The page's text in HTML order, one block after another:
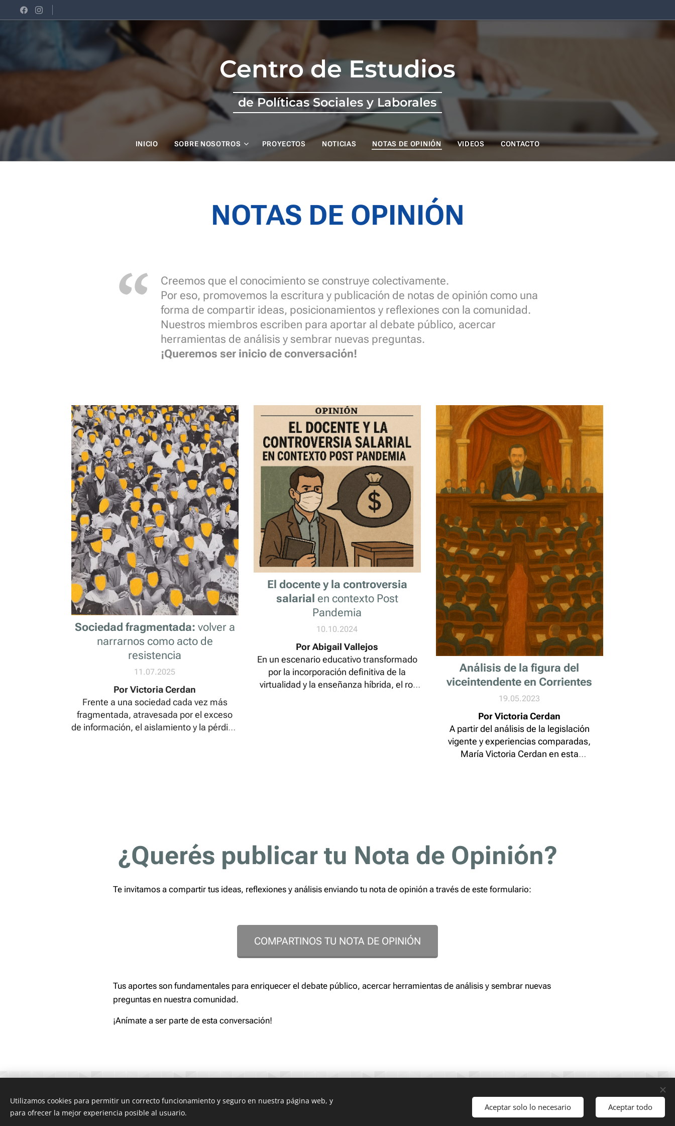
Centro de Estudios
de Políticas Sociales y Laborales
INICIO SOBRE NOSOTROS PROYECTOS NOTICIAS NOTAS DE OPINIÓN VIDEOS CONTACTO
NOTAS DE OPINIÓN
Creemos que el conocimiento se construye colectivamente.
Por eso, promovemos la escritura y publicación de notas de opinión como una
forma de compartir ideas, posicionamientos y reflexiones con la comunidad.
Nuestros miembros escriben para aportar al debate público, acercar
herramientas de análisis y sembrar nuevas preguntas.
¡Queremos ser inicio de conversación!
Sociedad fragmentada: volver a
narrarnos como acto de
resistencia
11.07.2025
Por Victoria Cerdan
Frente a una sociedad cada vez más
fragmentada, atravesada por el exceso
de información, el aislamiento y la pérdida
El docente y la controversia
salarial en contexto Post
Pandemia
10.10.2024
Por Abigail Vallejos
En un escenario educativo transformado
por la incorporación definitiva de la
virtualidad y la enseñanza híbrida, el rol
Análisis de la figura del
viceintendente en Corrientes
19.05.2023
PorVictoria Cerdan
A partir del análisis de la legislación
vigente y experiencias comparadas,
María Victoria Cerdan en esta
¿Querés publicar tu Nota de Opinión?
Te invitamos a compartir tus ideas, reflexiones y análisis enviando tu nota de opinión a través de este formulario:
COMPARTINOS TU NOTA DE OPINIÓN
Tus aportes son fundamentales para enriquecer el debate público, acercar herramientas de análisis y sembrar nuevas
preguntas en nuestra comunidad.
¡Anímate a ser parte de esta conversación!
Todos los derechos reservados
Utilizamos cookies para permitir un correcto funcionamiento y seguro en nuestra página web, y
para ofrecer la mejor experiencia posible al usuario.
Aceptar solo lo necesario Aceptar todo